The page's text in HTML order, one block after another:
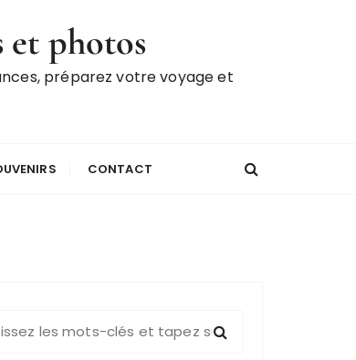
et photos
préparez votre voyage et
CONTACT